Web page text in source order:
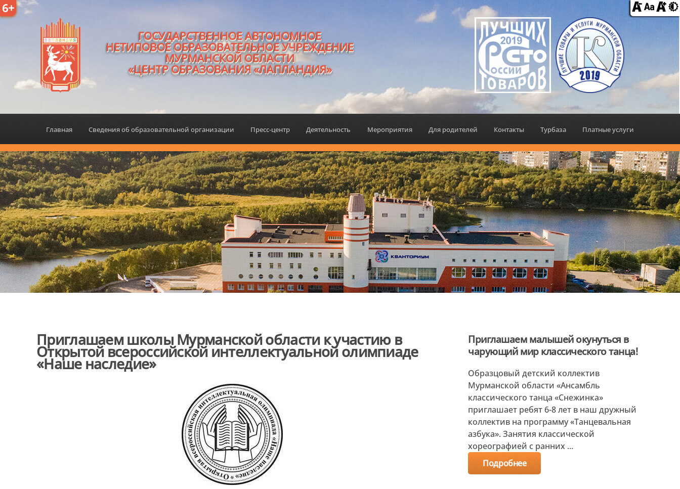
6+
ГОСУДАРСТВЕННОЕ АВТОНОМНОЕ
НЕТИПОВОЕ ОБРАЗОВАТЕЛЬНОЕ УЧРЕЖДЕНИЕ
МУРМАНСКОЙ ОБЛАСТИ
«ЦЕНТР ОБРАЗОВАНИЯ «ЛАПЛАНДИЯ»
Главная Сведения об образовательной организации Пресс-центр Деятельность Мероприятия Для родителей Контакты Турбаза Платные услуги
Приглашаем школы Мурманской области к участию в
Открытой всероссийской интеллектуальной олимпиаде
«Наше наследие»
Приглашаем малышей окунуться в
чарующий мир классического танца!
Образцовый детский коллектив
Мурманской области «Ансамбль
классического танца «Снежинка»
приглашает ребят 6-8 лет в наш дружный
коллектив на программу «Танцевальная
азбука». Занятия классической
хореографией с ранних ...
Подробнее